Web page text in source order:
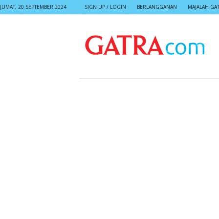
JUMAT, 20 SEPTEMBER 2024 SIGN UP / LOGIN BERLANGGANAN MAJALAH